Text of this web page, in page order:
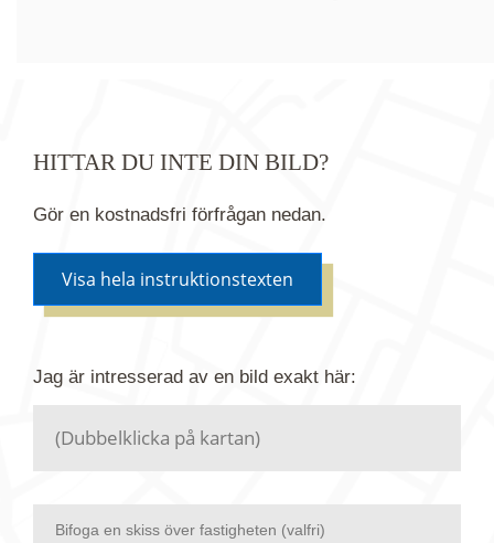
HITTAR DU INTE DIN BILD?
Gör en kostnadsfri förfrågan nedan.
Visa hela instruktionstexten
förfrågan. Vi har flera miljoner bilder i vårt arkiv
Jag är intresserad av en bild exakt här:
Bifoga en skiss över fastigheten (valfri)